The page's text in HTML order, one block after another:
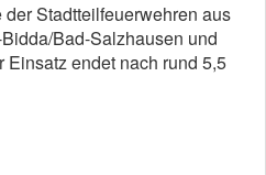
Stadtteilfeuerwehren aus
Bad-Salzhausen und
Einsatz endet nach rund 5,5